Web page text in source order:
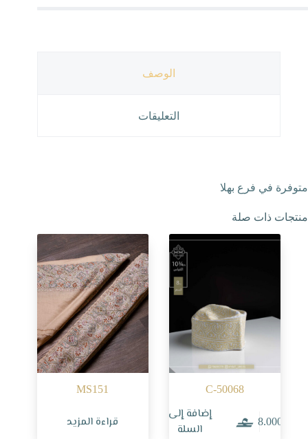
الوصف
التعليقات
متوفرة في فرع بهلا
منتجات ذات صلة
C-50068
8.000
إضافة إلى
السلة
MS151
قراءة المزيد